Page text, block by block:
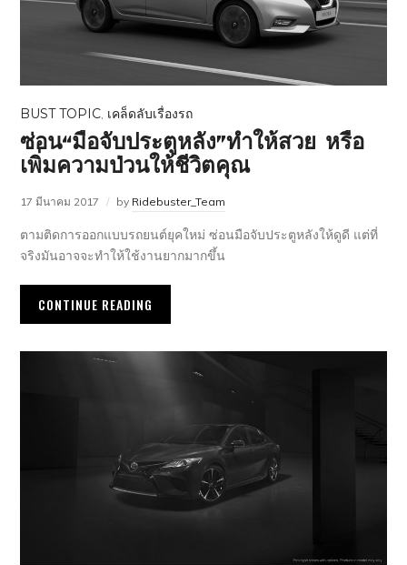
BUST TOPIC, เคล็ดลับเรื่องรถ
ซ่อน“มือจับประตูหลัง”ทำให้สวย หรือ
เพิ่มความป่วนให้ชีวิตคุณ
17 มีนาคม 2017 by Ridebuster_Team
ตามติดการออกแบบรถยนต์ยุคใหม่ ซ่อนมือจับประตูหลังให้ดูดี แต่ที่
จริงมันอาจจะทำให้ใช้งานยากมากขึ้น
CONTINUE READING